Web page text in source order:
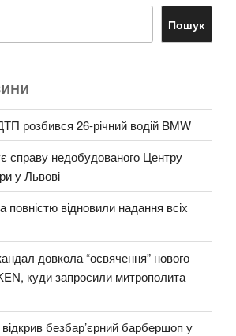
Пошук
розбився 26-річний водій BMW
справу недобудованого Центру
у Львові
відновили надання всіх
довкола “освячення” нового
куди запросили митрополита
безбар’єрний барбершоп у